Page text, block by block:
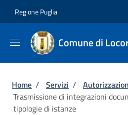
Regione Puglia
Comune di
Briciole di pane
Home / Servizi /
Trasmissione di integrazioni
tipologie di istanze